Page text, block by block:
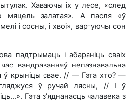
Хаваючы іх у лесе, «след
мяцель залатая». А пасля «ў
i сосны, і хвоі», вартуючы сон
падтрымаць і абараніць сваіх
вандраванняў непазнавальна
ў крыніцы свае. // — Гэта хто? —
ў ручай лясны, // І ў
Гэта з’яднанасць чалавека з